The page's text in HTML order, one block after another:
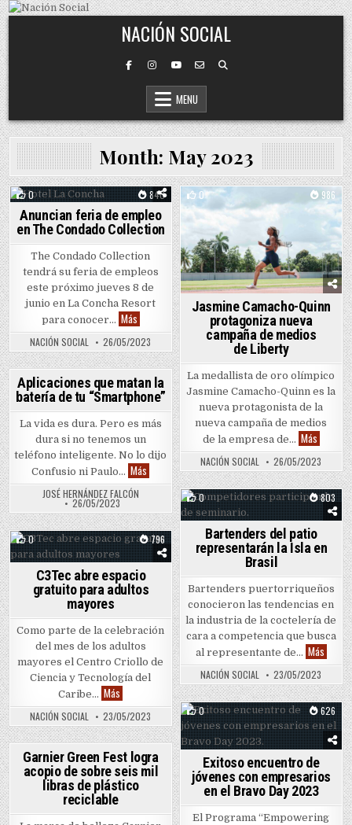
Skip to content
NACIÓN SOCIAL
MENU
Month: May 2023
0 840
Posted in
Anuncian feria de empleo
en The Condado Collection
The Condado Collection
tendrá su feria de empleos
este próximo jueves 8 de
junio en La Concha Resort
para conocer… MásAnuncian feria de empleo en The Condado Collection
NACIÓN SOCIAL 26/05/2023
0 986
Posted in
Jasmine Camacho-Quinn
protagoniza nueva
campaña de medios
de Liberty
La medallista de oro olímpico
Jasmine Camacho-Quinn es la
nueva protagonista de la
nueva campaña de medios
de la empresa de… MásJasmine
NACIÓN SOCIAL 26/05/2023
0 1574
Posted in
Aplicaciones que matan la
batería de tu “Smartphone”
La vida es dura. Pero es más
dura si no tenemos un
teléfono inteligente. No lo dijo
Confusio ni Paulo… Más Aplicaciones que matan la batería de tu
JOSÉ HERNÁNDEZ FALCÓN
26/05/2023 0 803
Posted in
Bartenders del patio
representarán la Isla en
Brasil
Bartenders puertorriqueños
conocieron las tendencias en
la industria de la coctelería de
cara a competencia que busca
al representante de… Más
NACIÓN SOCIAL 23/05/2023
0 796
Posted in
C3Tec abre espacio
gratuito para adultos
mayores
Como parte de la celebración
del mes de los adultos
mayores el Centro Criollo de
Ciencia y Tecnología del
Caribe… Más C3Tec abre espacio gratuito para adultos mayores
NACIÓN SOCIAL 23/05/2023 0 626
Posted in
Exitoso encuentro de
jóvenes con empresarios
en el Bravo Day 2023
El Programa “Empowering
0 757
Posted in
Garnier Green Fest logra
acopio de sobre seis mil
libras de plástico
reciclable